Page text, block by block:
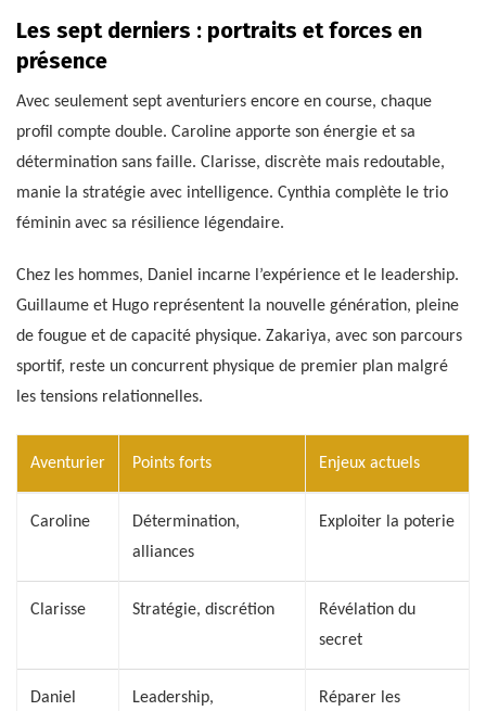
Les sept derniers : portraits et forces en
présence
Avec seulement sept aventuriers encore en course, chaque
profil compte double. Caroline apporte son énergie et sa
détermination sans faille. Clarisse, discrète mais redoutable,
manie la stratégie avec intelligence. Cynthia complète le trio
féminin avec sa résilience légendaire.
Chez les hommes, Daniel incarne l’expérience et le leadership.
Guillaume et Hugo représentent la nouvelle génération, pleine
de fougue et de capacité physique. Zakariya, avec son parcours
sportif, reste un concurrent physique de premier plan malgré
les tensions relationnelles.
Aventurier Points forts Enjeux actuels
Caroline
Détermination,
alliances
Exploiter la poterie
Clarisse Stratégie, discrétion
Révélation du
secret
Daniel
Leadership,
Réparer les